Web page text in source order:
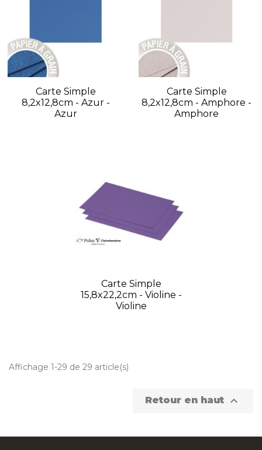
Carte Simple
8,2x12,8cm - Azur -
Azur
Carte Simple
8,2x12,8cm - Amphore -
Amphore
Carte Simple
15,8x22,2cm - Violine -
Violine
Affichage 1-29 de 29 article(s)
Retour en haut 